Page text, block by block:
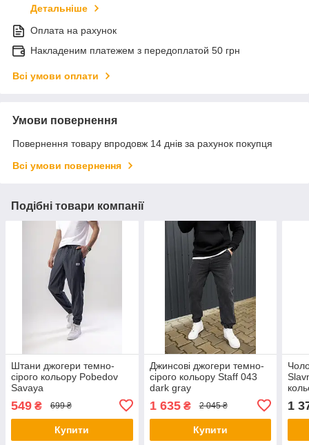
Детальніше
Оплата на рахунок
Накладеним платежем з передоплатой 50 грн
Всі умови оплати
Умови повернення
Повернення товару впродовж 14 днів за рахунок покупця
Всі умови повернення
Подібні товари компанії
Штани джогери темно-
сірого кольору Pobedov
Savaya
549 ₴ 699 ₴
Купити
Джинсові джогери темно-
сірого кольору Staff 043
dark gray
1 635₴ 2 045 ₴
Купити
1